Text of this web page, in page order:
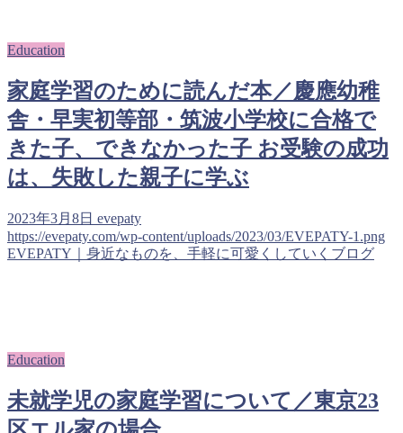
Education
家庭学習のために読んだ本／慶應幼稚
舎・早実初等部・筑波小学校に合格で
きた子、できなかった子 お受験の成功
は、失敗した親子に学ぶ
2023年3月8日 evepaty
https://evepaty.com/wp-content/uploads/2023/03/EVEPATY-1.png
EVEPATY｜身近なものを、手軽に可愛くしていくブログ
Education
未就学児の家庭学習について／東京23